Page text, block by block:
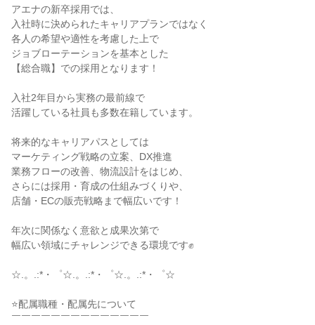
アエナの新卒採用では、
入社時に決められたキャリアプランではなく
各人の希望や適性を考慮した上で
ジョブローテーションを基本とした
【総合職】での採用となります！
入社2年目から実務の最前線で
活躍している社員も多数在籍しています。
将来的なキャリアパスとしては
マーケティング戦略の立案、DX推進
業務フローの改善、物流設計をはじめ、
さらには採用・育成の仕組みづくりや、
店舗・ECの販売戦略まで幅広いです！
年次に関係なく意欲と成果次第で
幅広い領域にチャレンジできる環境です✊
☆.。.:*・゜☆.。.:*・゜☆.。.:*・゜☆
⭐配属職種・配属先について
￣￣￣￣￣￣￣￣￣￣￣￣￣￣